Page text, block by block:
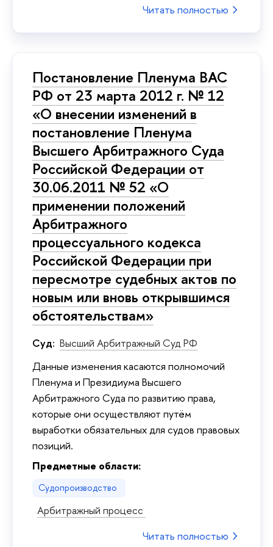
Читать полностью
Постановление Пленума ВАС
РФ от 23 марта 2012 г. № 12
«О внесении изменений в
постановление Пленума
Высшего Арбитражного Суда
Российской Федерации от
30.06.2011 № 52 «О
применении положений
Арбитражного
процессуального кодекса
Российской Федерации при
пересмотре судебных актов по
новым или вновь открывшимся
обстоятельствам»
Суд: Высший Арбитражный Суд РФ
Данные изменения касаются полномочий
Пленума и Президиума Высшего
Арбитражного Суда по развитию права,
которые они осуществляют путём
выработки обязательных для судов правовых
позиций.
Предметные области:
Судопроизводство
Арбитражный процесс
Читать полностью